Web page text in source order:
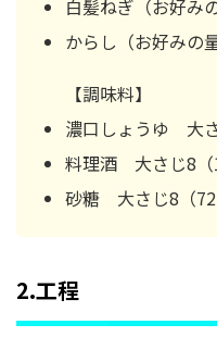
白髪ねぎ（お好みの
からし（お好みの量
【調味料】
濃口しょうゆ 大さ
料理酒 大さじ8（
砂糖 大さじ8（72
2.工程